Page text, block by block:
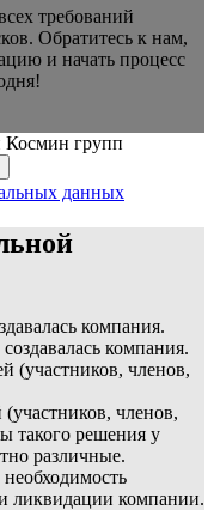
требований
Обратитесь к нам,
и начать процесс
Космин групп
данных
компания.
компания.
(участников, членов,
членов,
такого решения у
различные.
ликвидации компании.